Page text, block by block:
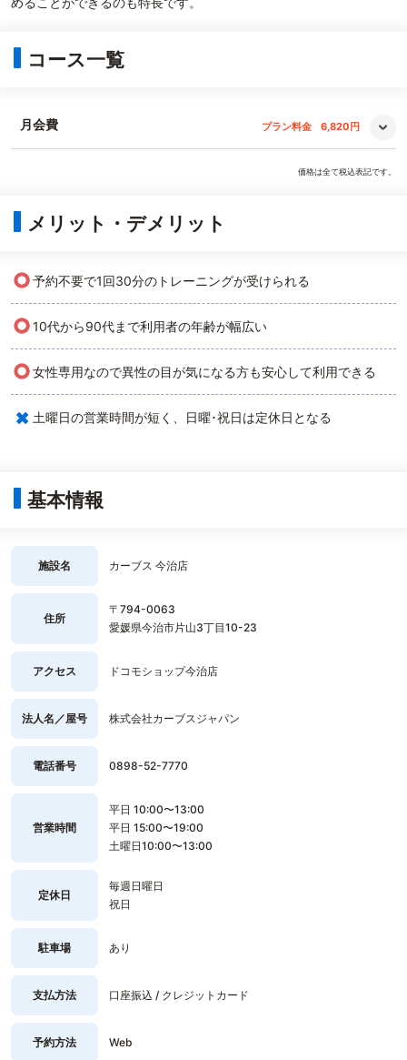
コース一覧
月会費 プラン料金 6,820円
価格は全て税込表記です。
メリット・デメリット
○予約不要で1回30分のトレーニングが受けられる
○10代から90代まで利用者の年齢が幅広い
○女性専用なので異性の目が気になる方も安心して利用できる
× 土曜日の営業時間が短く、日曜･祝日は定休日となる
基本情報
施設名 カーブス 今治店
住所
〒794-0063
愛媛県今治市片山3丁目10-23
アクセス ドコモショップ今治店
法人名／屋号 株式会社カーブスジャパン
電話番号 0898-52-7770
営業時間
平日 10:00〜13:00
平日 15:00〜19:00
土曜日10:00〜13:00
定休日
毎週日曜日
祝日
駐車場 あり
支払方法 口座振込 / クレジットカード
予約方法 Web